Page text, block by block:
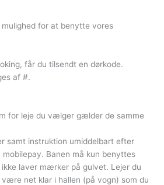
for at benytte vores
får du tilsendt en dørkode.
af #.
for leje du vælger gælder de samme
samt instruktion umiddelbart efter
mobilepay. Banen må kun benyttes
ikke laver mærker på gulvet. Lejer du
net klar i hallen (på vogn) som du